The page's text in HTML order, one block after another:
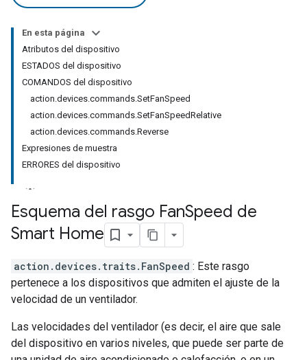
En esta página
Atributos del dispositivo
ESTADOS del dispositivo
COMANDOS del dispositivo
action.devices.commands.SetFanSpeed
action.devices.commands.SetFanSpeedRelative
action.devices.commands.Reverse
Expresiones de muestra
ERRORES del dispositivo
Esquema del rasgo FanSpeed de
Smart Home
action.devices.traits.FanSpeed : Este rasgo
pertenece a los dispositivos que admiten el ajuste de la
velocidad de un ventilador.
Las velocidades del ventilador (es decir, el aire que sale
del dispositivo en varios niveles, que puede ser parte de